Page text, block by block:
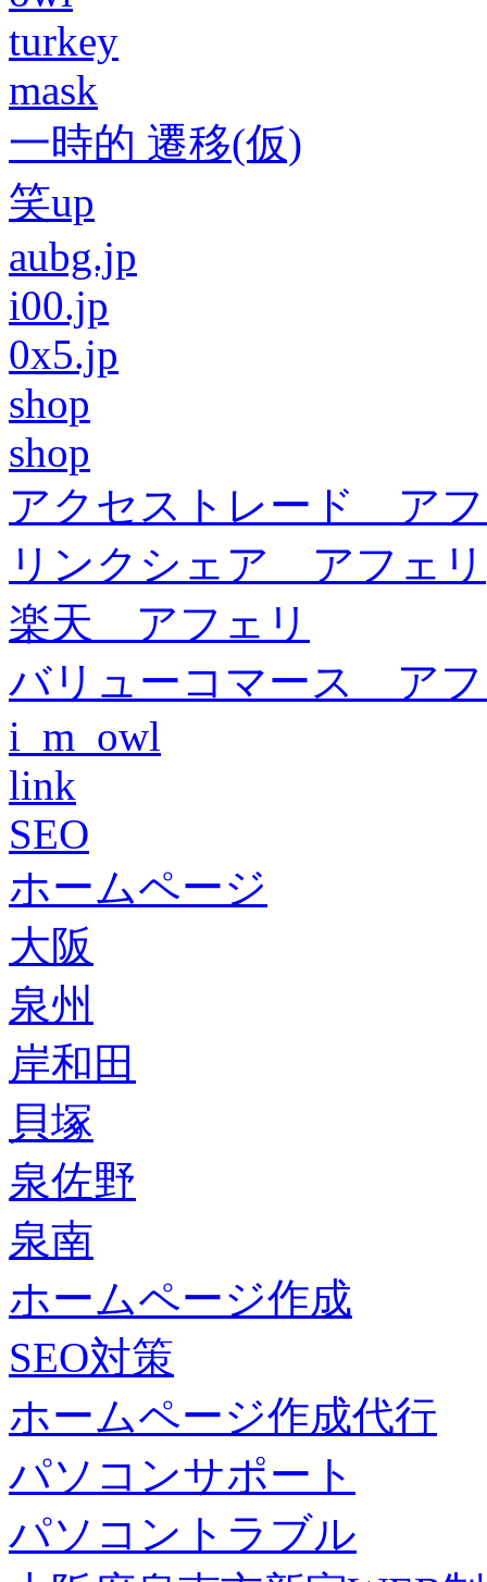
turkey
mask
一時的 遷移(仮)
笑up
aubg.jp
i00.jp
0x5.jp
shop
shop
アクセストレード ア
リンクシェア アフェリ
楽天 アフェリ
バリューコマース ア
i_m_owl
link
SEO
ホームページ
大阪
泉州
岸和田
貝塚
泉佐野
泉南
ホームページ作成
SEO対策
ホームページ作成代行
パソコンサポート
パソコントラブル